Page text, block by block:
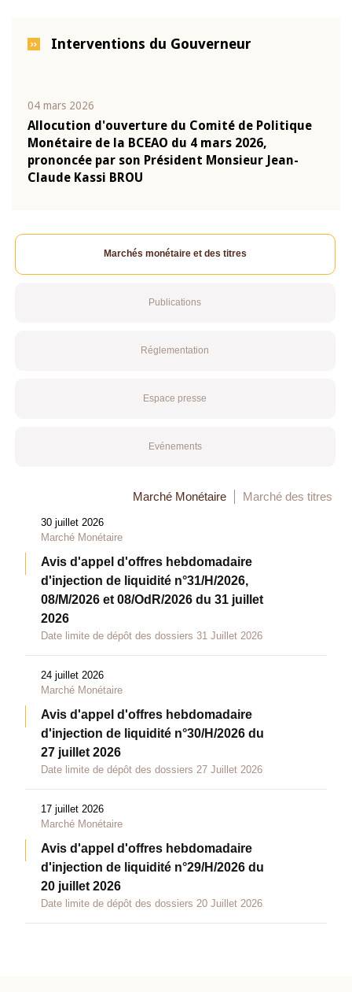
Interventions du Gouverneur
04 mars 2026
Allocution d'ouverture du Comité de Politique
Monétaire de la BCEAO du 4 mars 2026,
prononcée par son Président Monsieur Jean-
Claude Kassi BROU
Marchés monétaire et des titres
Publications
Réglementation
Espace presse
Evénements
Marché Monétaire Marché des titres
30 juillet 2026
Marché Monétaire
Avis d'appel d'offres hebdomadaire
d'injection de liquidité n°31/H/2026,
08/M/2026 et 08/OdR/2026 du 31 juillet
2026
Date limite de dépôt des dossiers 31 Juillet 2026
24 juillet 2026
Marché Monétaire
Avis d'appel d'offres hebdomadaire
d'injection de liquidité n°30/H/2026 du
27 juillet 2026
Date limite de dépôt des dossiers 27 Juillet 2026
17 juillet 2026
Marché Monétaire
Avis d'appel d'offres hebdomadaire
d'injection de liquidité n°29/H/2026 du
20 juillet 2026
Date limite de dépôt des dossiers 20 Juillet 2026